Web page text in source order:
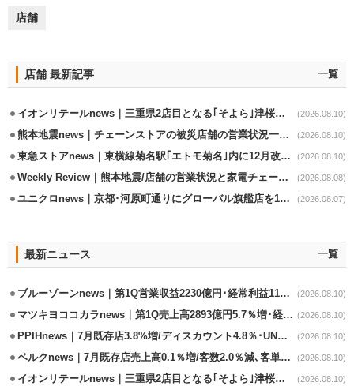
店舗
店舗 最新記事 一覧
イオンリテールnews｜三重県2店目となる｢そよら｣津桜橋9/11オープン (2026.08.10)
熊本地震news｜チェーンストアの被災店舗の営業状況一覧(8/10時点) (2026.08.10)
東急ストアnews｜東横線菊名駅｢エトモ菊名｣内に12月改装オープン (2026.08.10)
Weekly Review｜熊本地震/店舗の営業状況と家電チェーンの支援策 (2026.08.08)
ユニクロnews｜京都･河原町通りにグローバル旗艦店を11/6開設 (2026.08.07)
最新ニュース 一覧
ブルーゾーンnews｜第1Q営業収益2230億円･経常利益113億円/実質増収増益 (2026.08.10)
マツキヨココカラnews｜第1Q売上高2893億円5.7％増･経常利益8.8%増 (2026.08.10)
PPIHnews｜7月既存店3.8%増/ディスカウント4.8％･UNY0.3%増 (2026.08.10)
ベルクnews｜7月既存店売上高0.1％増/客数2.0％減､客単価2.1％増 (2026.08.10)
イオンリテールnews｜三重県2店目となる｢そよら｣津桜橋9/11オープン (2026.08.10)